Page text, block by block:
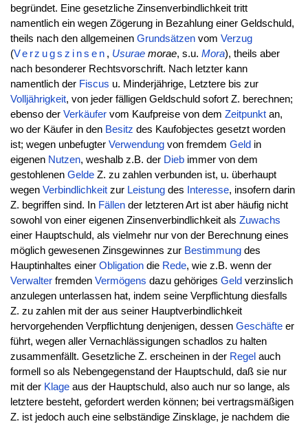
begründet. Eine gesetzliche Zinsenverbindlichkeit tritt
namentlich ein wegen Zögerung in Bezahlung einer Geldschuld,
theils nach den allgemeinen Grundsätzenvom Verzug
(Verzugszinsen , Usuraemorae, s.u. Mora), theils aber
nach besonderer Rechtsvorschrift. Nach letzter kann
namentlich der Fiscus u. Minderjährige, Letztere bis zur
Volljährigkeit, von jeder fälligen Geldschuld sofort Z. berechnen;
ebenso der Verkäufervom Kaufpreise von dem Zeitpunktan,
wo der Käufer in den Besitz des Kaufobjectes gesetzt worden
ist; wegen unbefugter Verwendungvon fremdem Geld in
eigenen Nutzen, weshalb z.B. der Diebimmer von dem
gestohlenen GeldeZ. zu zahlen verbunden ist, u. überhaupt
wegen Verbindlichkeitzur Leistungdes Interesse, insofern darin
Z. begriffen sind. In Fällender letzteren Art ist aber häufig nicht
sowohl von einer eigenen Zinsenverbindlichkeit als Zuwachs
einer Hauptschuld, als vielmehr nur von der Berechnung eines
möglich gewesenen Zinsgewinnes zur Bestimmungdes
Hauptinhaltes einer Obligationdie Rede, wie z.B. wenn der
Verwalterfremden Vermögens dazu gehöriges Geld verzinslich
anzulegen unterlassen hat, indem seine Verpflichtung diesfalls
Z. zu zahlen mit der aus seiner Hauptverbindlichkeit
hervorgehenden Verpflichtung denjenigen, dessen Geschäfteer
führt, wegen aller Vernachlässigungen schadlos zu halten
zusammenfällt. Gesetzliche Z. erscheinen in der Regel auch
formell so als Nebengegenstand der Hauptschuld, daß sie nur
mit der Klageaus der Hauptschuld, also auch nur so lange, als
letztere besteht, gefordert werden können; bei vertragsmäßigen
Z. ist jedoch auch eine selbständige Zinsklage, je nachdem die